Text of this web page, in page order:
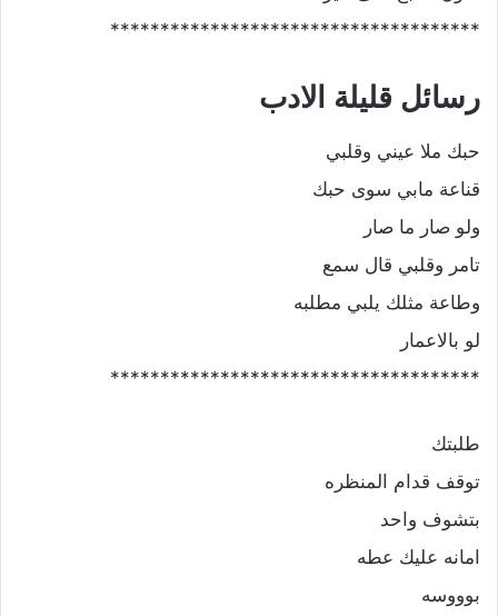
*************************************
رسائل قليلة الادب
حبك ملا عيني وقلبي
قناعة مابي سوى حبك
ولو صار ما صار
تامر وقلبي قال سمع
وطاعة مثلك يلبي مطلبه
لو بالاعمار
*************************************
طلبتك
توقف قدام المنظره
بتشوف واحد
امانه عليك عطه
بوووسه